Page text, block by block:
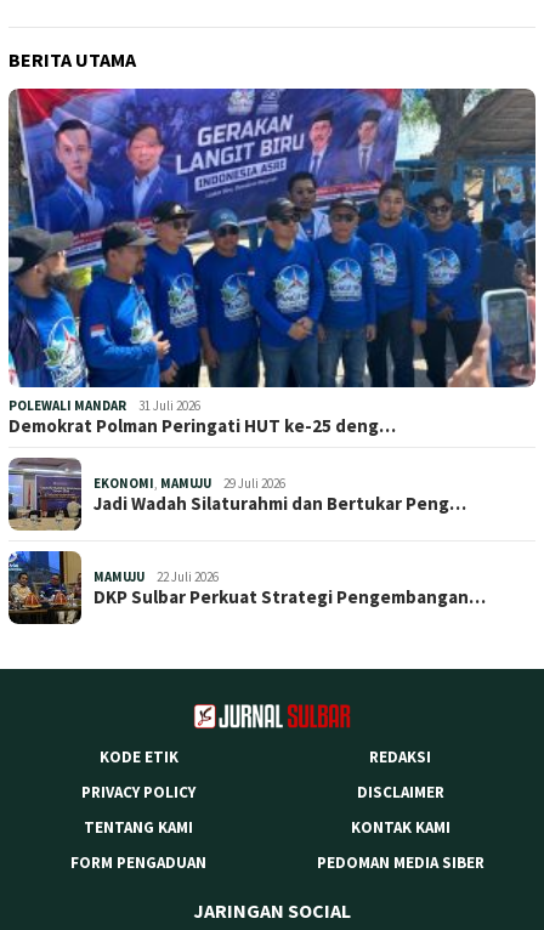
BERITA UTAMA
POLEWALI MANDAR 31 Juli 2026
Demokrat Polman Peringati HUT ke-25 deng…
EKONOMI, MAMUJU 29 Juli 2026
Jadi Wadah Silaturahmi dan Bertukar Peng…
MAMUJU 22 Juli 2026
DKP Sulbar Perkuat Strategi Pengembangan…
KODE ETIK
REDAKSI
PRIVACY POLICY
DISCLAIMER
TENTANG KAMI
KONTAK KAMI
FORM PENGADUAN
PEDOMAN MEDIA SIBER
JARINGAN SOCIAL